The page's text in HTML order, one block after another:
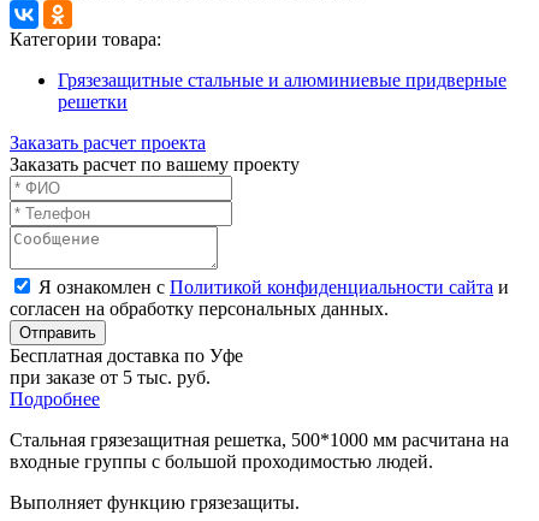
Категории товара:
Грязезащитные стальные и алюминиевые придверные
решетки
Заказать расчет проекта
Заказать расчет по вашему проекту
Я ознакомлен с Политикой конфиденциальности сайта и
согласен на обработку персональных данных.
Отправить
Бесплатная доставка по Уфе
при заказе от 5 тыс. руб.
Подробнее
Стальная грязезащитная решетка, 500*1000 мм расчитана на
входные группы с большой проходимостью людей.
Выполняет функцию грязезащиты.